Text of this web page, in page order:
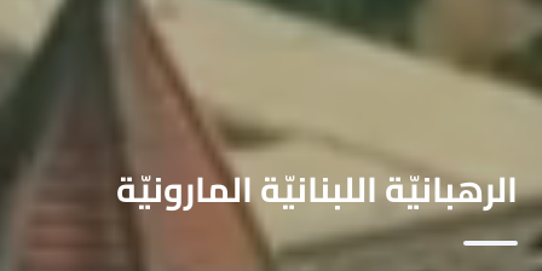
الرهبانيّة اللبنانيّة المارونيّة